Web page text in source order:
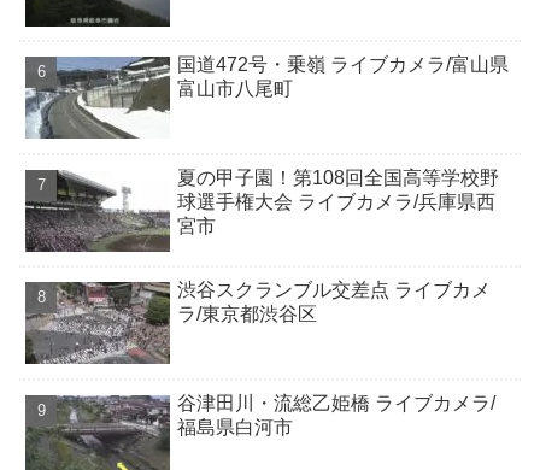
国道472号・乗嶺 ライブカメラ/富山県
富山市八尾町
夏の甲子園！第108回全国高等学校野
球選手権大会 ライブカメラ/兵庫県西
宮市
渋谷スクランブル交差点 ライブカメ
ラ/東京都渋谷区
谷津田川・流総乙姫橋 ライブカメラ/
福島県白河市